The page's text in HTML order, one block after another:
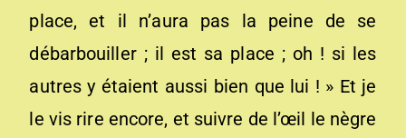
place, et il n’aura pas la peine de se
débarbouiller ; il est sa place ; oh ! si les
autres y étaient aussi bien que lui ! » Et je
le vis rire encore, et suivre de l’œil le nègre